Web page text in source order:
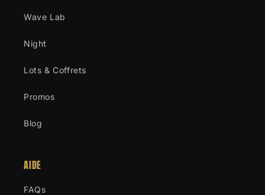
Wave Lab
Night
Lots & Coffrets
Promos
Blog
AIDE
FAQs